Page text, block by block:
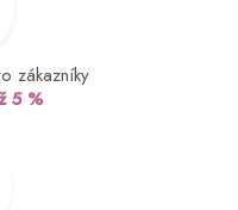
zákazníky
5 %